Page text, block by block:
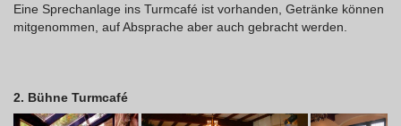
Eine Sprechanlage ins Turmcafé ist vorhanden, Getränke können
mitgenommen, auf Absprache aber auch gebracht werden.
2. Bühne Turmcafé